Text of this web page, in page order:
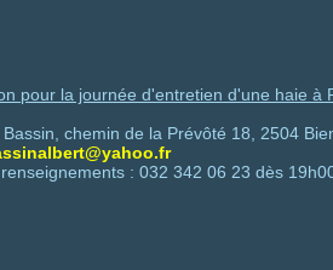
pour la journée d'entretien d'une haie à
chemin de la Prévôté 18, 2504
: 032 342 06 23 dès